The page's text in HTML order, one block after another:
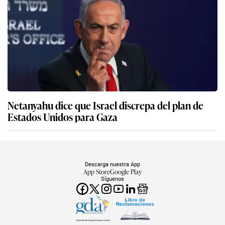
Netanyahu dice que Israel discrepa del plan de
Estados Unidos para Gaza
Síguenos
Descarga nuestra App
App StoreGoogle Play
Miembro del Grupo de Diarios América